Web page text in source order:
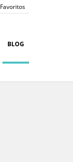
Favoritos
BLOG